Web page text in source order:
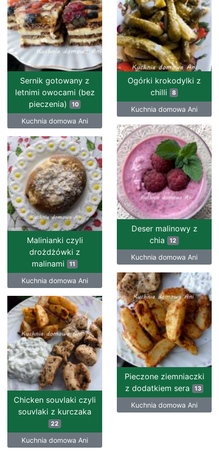
Sernik gotowany z
letnimi owocami (bez
pieczenia)
10
Kuchnia domowa Ani
Ogórki krokodylki z
chilli
8
Kuchnia domowa Ani
Deser malinowy z
chia 12
Kuchnia domowa Ani
Malinianki czyli
drożdżówki z
malinami 11
Kuchnia domowa Ani
Pieczone ziemniaczki
z dodatkiem sera
13
Kuchnia domowa Ani
Chicken souvlaki czyli
souvlaki z kurczaka
22
Kuchnia domowa Ani